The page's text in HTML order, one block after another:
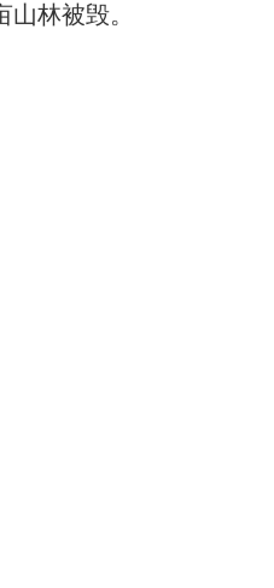
林被毁。